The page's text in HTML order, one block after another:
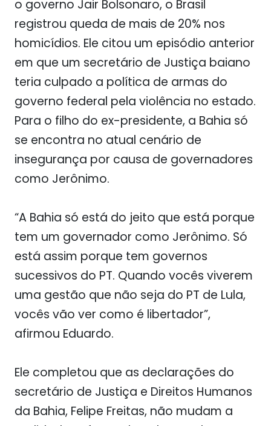
o governo Jair Bolsonaro, o Brasil
registrou queda de mais de 20% nos
homicídios. Ele citou um episódio anterior
em que um secretário de Justiça baiano
teria culpado a política de armas do
governo federal pela violência no estado.
Para o filho do ex-presidente, a Bahia só
se encontra no atual cenário de
insegurança por causa de governadores
como Jerônimo.
“A Bahia só está do jeito que está porque
tem um governador como Jerônimo. Só
está assim porque tem governos
sucessivos do PT. Quando vocês viverem
uma gestão que não seja do PT de Lula,
vocês vão ver como é libertador”,
afirmou Eduardo.
Ele completou que as declarações do
secretário de Justiça e Direitos Humanos
da Bahia, Felipe Freitas, não mudam a